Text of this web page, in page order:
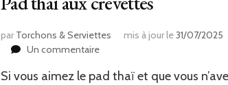
par Torchons & Serviettes mis à jour le31/07/2025
Un commentairesur
thaï
Si vous aimez le pad thaï et que vous